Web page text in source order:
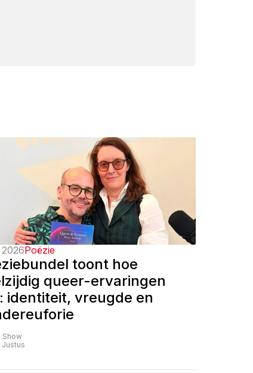
2026Poëzie
toont hoe
queer-ervaringen
identiteit, vreugde en
Show
Justus